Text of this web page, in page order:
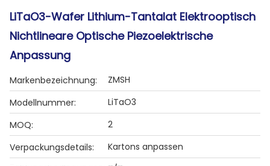
LiTaO3-Wafer Lithium-Tantalat Elektrooptisch
Nichtlineare Optische Piezoelektrische
Anpassung
Markenbezeichnung:
ZMSH
Modellnummer:
LiTaO3
MOQ:
2
Verpackungsdetails:
Kartons anpassen